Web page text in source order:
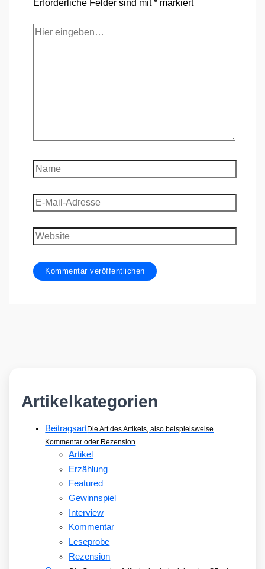
Erforderliche Felder sind mit* markiert
Hier
Name
E-
Mail-
Adresse
Website
Artikelkategorien
BeitragsartDie Art des Artikels, also beispielsweise
Kommentar oder Rezension
Artikel
Erzählung
Featured
Gewinnspiel
Interview
Kommentar
Leseprobe
Rezension